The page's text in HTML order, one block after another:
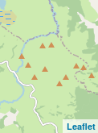
Leaflet